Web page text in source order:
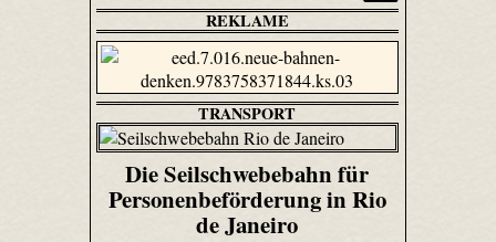
REKLAME
TRANSPORT
Die Seilschwebebahn für
Personenbeförderung in Rio
de Janeiro